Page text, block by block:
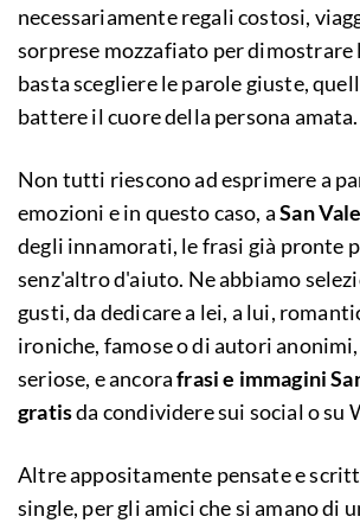
necessariamente regali costosi,
sorprese mozzafiato per dimostrare
basta scegliere le parole giuste,
battere il cuore della persona amata.
Non tutti riescono ad esprimere a
emozioni e in questo caso, aSan
degli innamorati, le frasi già pronte
senz'altro d'aiuto. Ne abbiamo
gusti, da dedicare a lei, a lui,
ironiche, famose o di autori
seriose, e ancorafrasi e immagini
gratisda condividere sui social o su
Altre appositamente pensate e
single, per gli amici che si amano di